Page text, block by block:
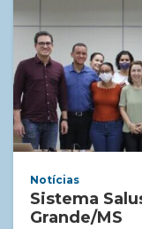
Notícias
Sistema
Grande/MS